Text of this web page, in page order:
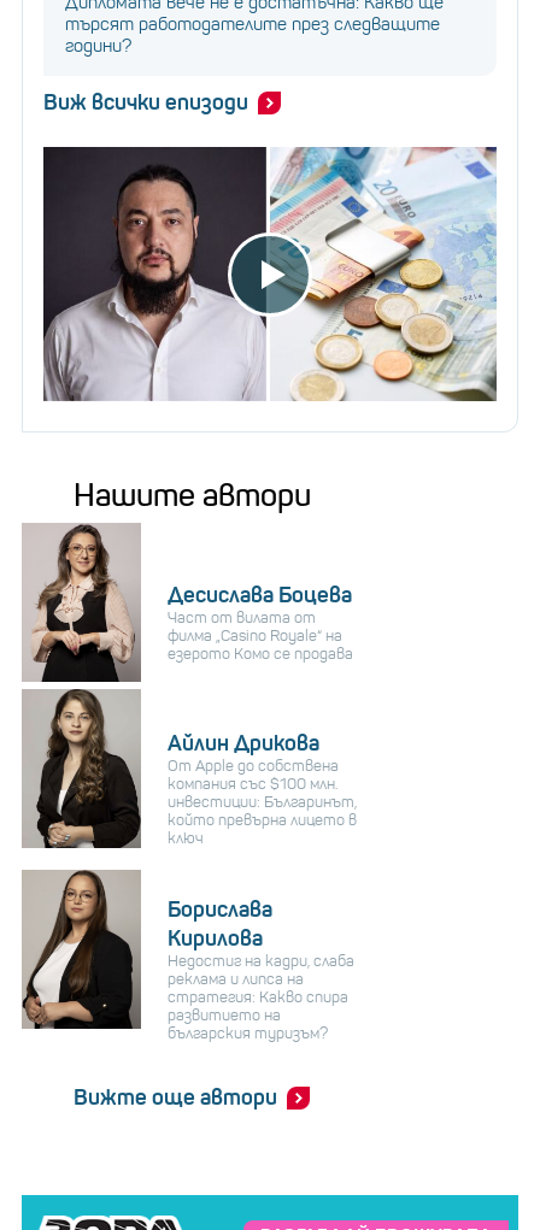
търсят работодателите през следващите
години?
Виж всички епизоди
Нашите автори
Десислава Боцева
Част от вилата от
филма „Casino Royale“ на
езерото Комо се продава
Айлин Дрикова
От Apple до собствена
компания със $100 млн.
инвестиции: Българинът,
който превърна лицето в
ключ
Борислава
Кирилова
Недостиг на кадри, слаба
реклама и липса на
стратегия: Какво спира
развитието на
българския туризъм?
Вижте още автори